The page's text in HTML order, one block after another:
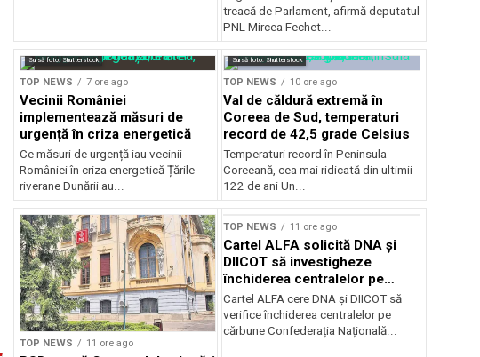
treacă de Parlament, afirmă deputatul
PNL Mircea Fechet...
Sursă foto: Shutterstock
TOP NEWS 7 ore ago
Vecinii României
implementează măsuri de
urgență în criza energetică
Ce măsuri de urgență iau vecinii
României în criza energetică Țările
riverane Dunării au...
Sursă foto: Shutterstock
TOP NEWS 10 ore ago
Val de căldură extremă în
Coreea de Sud, temperaturi
record de 42,5 grade Celsius
Temperaturi record în Peninsula
Coreeană, cea mai ridicată din ultimii
122 de ani Un...
TOP NEWS 11 ore ago
TOP NEWS 11 ore ago
Cartel ALFA solicită DNA și
DIICOT să investigheze
închiderea centralelor pe
cărbune
Cartel ALFA cere DNA și DIICOT să
verifice închiderea centralelor pe
cărbune Confederația Națională...